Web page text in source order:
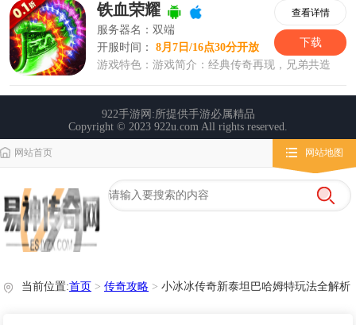
网站首页 网站地图
栏目导航
微变传奇
传奇攻略
心得玩法
当前位置:首页 > 传奇攻略 > 小冰冰传奇新泰坦巴哈姆特玩法全解析